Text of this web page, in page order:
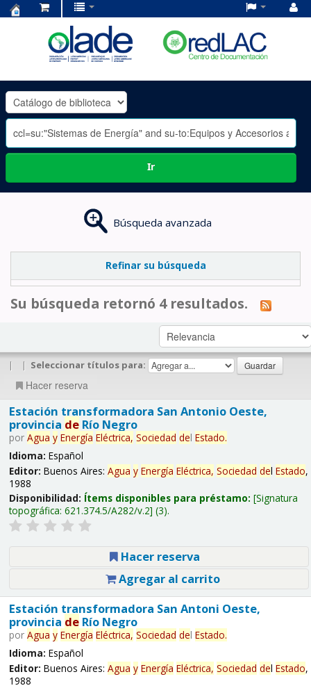
OLADE
-
Ir
Búsqueda avanzada
Refinar su búsqueda
Su búsqueda retornó 4 resultados.
| | Seleccionar títulos para:
Hacer reserva
Estación transformadora San Antonio Oeste,
provincia deRío Negro
por Agua y Energía Eléctrica, Sociedad del Estado.
Idioma: Español
Editor: Buenos Aires: Agua y Energía Eléctrica, Sociedad del Estado,
1988
Disponibilidad: Ítems disponibles para préstamo: Signatura
topográfica: 621.374.5/A282/v.2 (3).
Hacer reserva
Agregar al carrito
Estación transformadora San Antoni Oeste,
provincia deRío Negro
por Agua y Energía Eléctrica, Sociedad del Estado.
Idioma: Español
Editor: Buenos Aires: Agua y Energía Eléctrica, Sociedad del Estado,
1988